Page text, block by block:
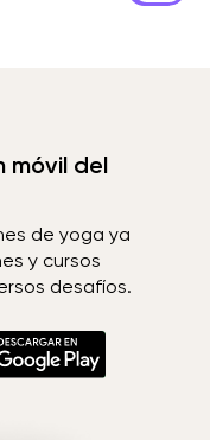
móvil del
de yoga ya
y cursos
desafíos.